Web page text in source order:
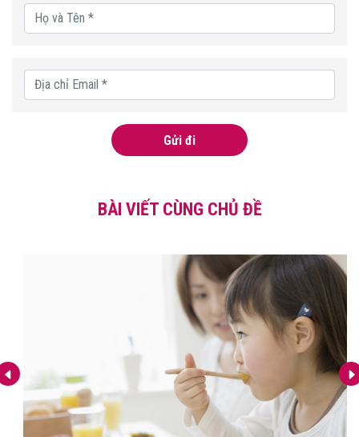
Gửi đi
BÀI VIẾT CÙNG CHỦ ĐỀ